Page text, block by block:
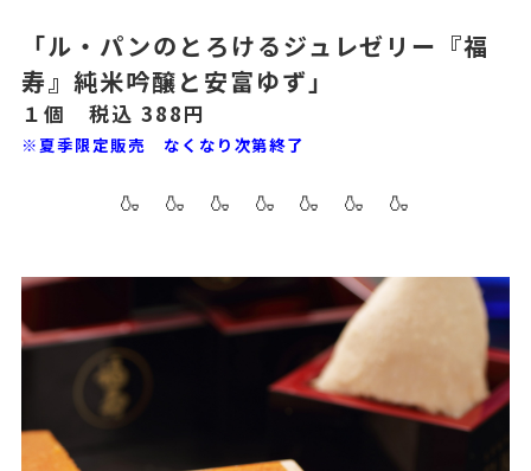
「ル・パンのとろけるジュレゼリー『福
寿』純米吟醸と安富ゆず」
１個 税込 388円
※夏季限定販売 なくなり次第終了
🍶 🍶 🍶 🍶 🍶 🍶 🍶